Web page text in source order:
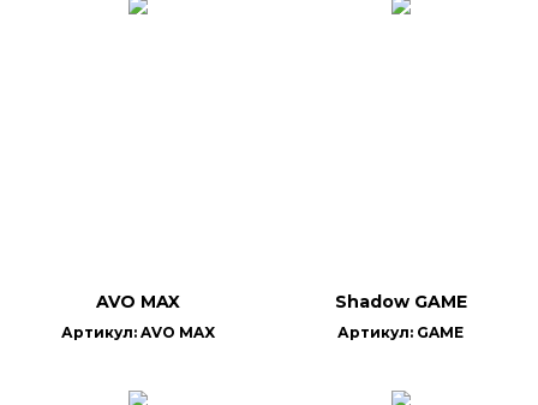
AVO MAX
Артикул: AVO MAX
Shadow GAME
Артикул: GAME